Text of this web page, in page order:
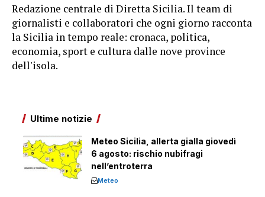
Redazione centrale di Diretta Sicilia. Il team di
giornalisti e collaboratori che ogni giorno racconta
la Sicilia in tempo reale: cronaca, politica,
economia, sport e cultura dalle nove province
dell'isola.
Ultime notizie
Meteo Sicilia, allerta gialla giovedì
6 agosto: rischio nubifragi
nell’entroterra
Meteo